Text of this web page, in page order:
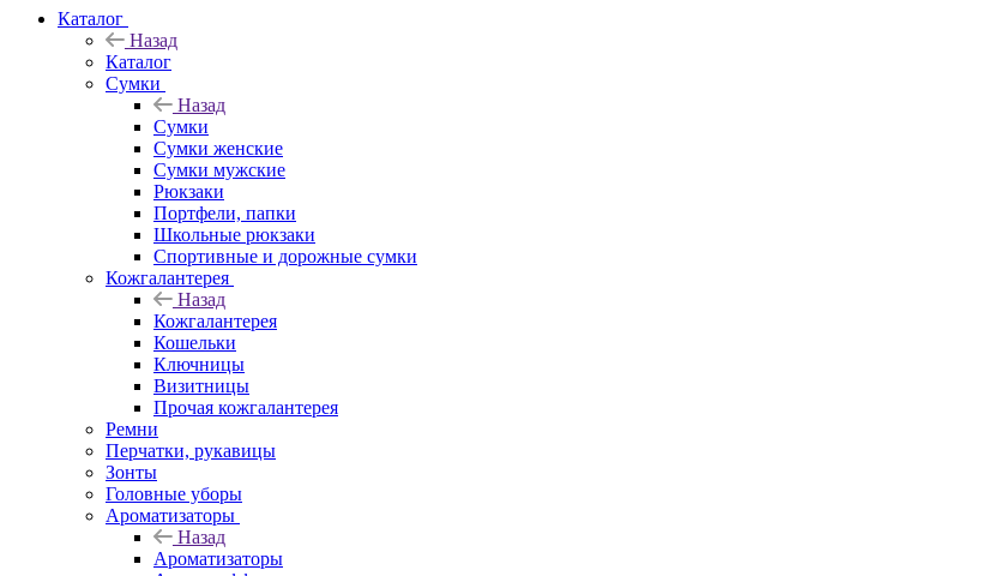
Каталог
Назад
Каталог
Сумки
Назад
Сумки
Сумки женские
Сумки мужские
Рюкзаки
Портфели, папки
Школьные рюкзаки
Спортивные и дорожные сумки
Кожгалантерея
Назад
Кожгалантерея
Кошельки
Ключницы
Визитницы
Прочая кожгалантерея
Ремни
Перчатки, рукавицы
Зонты
Головные уборы
Ароматизаторы
Назад
Ароматизаторы